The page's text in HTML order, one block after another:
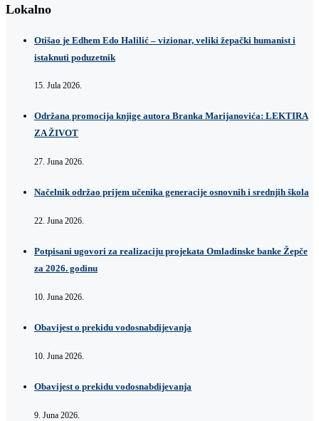
Lokalno
Otišao je Edhem Edo Halilić – vizionar, veliki žepački humanist i
istaknuti poduzetnik
15. Jula 2026.
Održana promocija knjige autora Branka Marijanovića: LEKTIRA
ZA ŽIVOT
27. Juna 2026.
Načelnik održao prijem učenika generacije osnovnih i srednjih škola
22. Juna 2026.
Potpisani ugovori za realizaciju projekata Omladinske banke Žepče
za 2026. godinu
10. Juna 2026.
Obavijest o prekidu vodosnabdijevanja
10. Juna 2026.
Obavijest o prekidu vodosnabdijevanja
9. Juna 2026.